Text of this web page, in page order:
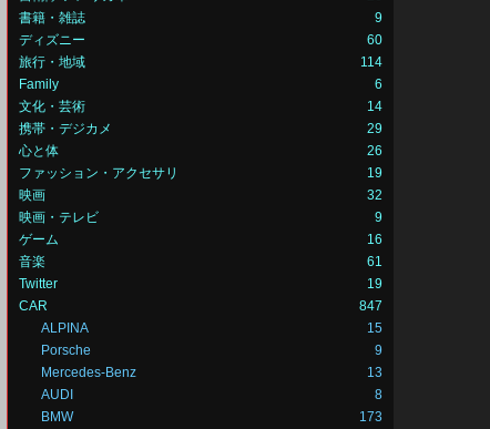
書籍・雑誌
9
ディズニー
60
旅行・地域
114
Family
6
文化・芸術
14
携帯・デジカメ
29
心と体
26
ファッション・アクセサリ
19
映画
32
映画・テレビ
9
ゲーム
16
音楽
61
Twitter
19
CAR
847
ALPINA
15
Porsche
9
Mercedes-Benz
13
AUDI
8
BMW
173